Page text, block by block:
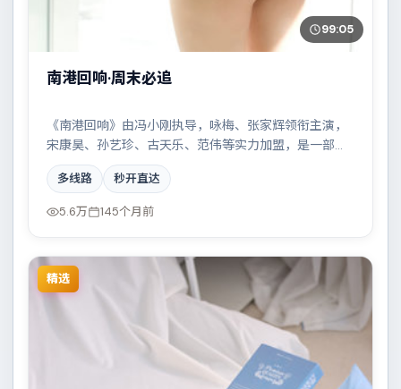
99:05
南港回响·周末必追
《南港回响》由冯小刚执导，咏梅、张家辉领衔主演，
宋康昊、孙艺珍、古天乐、范伟等实力加盟，是一部热
血燃情的冒险作品。故事主要发生在法国，家族恩怨与
时代变迁交织成一曲悲歌。影片在视听语言与叙事节奏
上均有突破，适合喜欢深度叙事的观众。
多线路 秒开直达
5.6万 145个月前
精选